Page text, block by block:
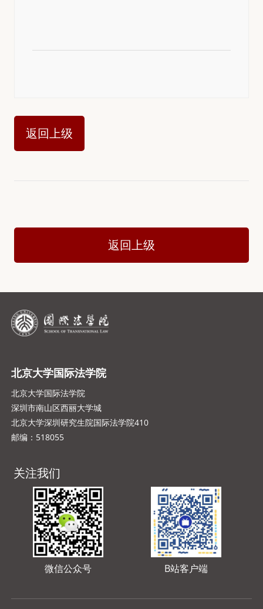
返回上级
返回上级
北京大学国际法学院
北京大学国际法学院
深圳市南山区西丽大学城
北京大学深圳研究生院国际法学院410
邮编：518055
关注我们
微信公众号 B站客户端